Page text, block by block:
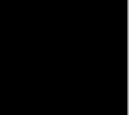
electricidad